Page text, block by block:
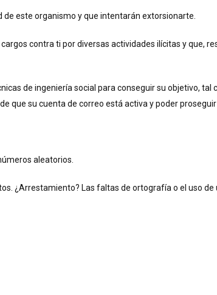
este organismo y que intentarán extorsionarte.
contra ti por diversas actividades ilícitas y que,
de ingeniería social para conseguir su objetivo,
que su cuenta de correo está activa y poder proseguir
aleatorios.
¿Arrestamiento? Las faltas de ortografía o el uso de